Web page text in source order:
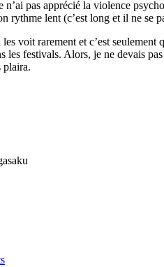
n’ai pas apprécié la violence
rythme lent (c’est long et il ne se
voit rarement et c’est
les festivals. Alors, je ne devais
plaira.